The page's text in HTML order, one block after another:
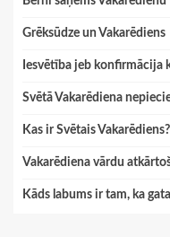
Grēksūdze un Vakarēdiens
Iesvētība jeb konfirmācija
Svētā Vakarēdiena
Kas ir Svētais Vakarēdiens?
Vakarēdiena vārdu
Kāds labums ir tam, ka